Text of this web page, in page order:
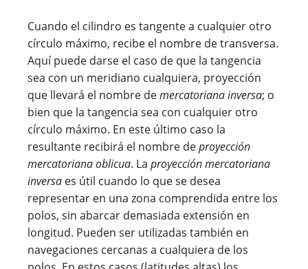
Cuando el cilindro es tangente a cualquier otro
círculo máximo, recibe el nombre de transversa.
Aquí puede darse el caso de que la tangencia
sea con un meridiano cualquiera, proyección
que llevará el nombre demercatoriana inversa; o
bien que la tangencia sea con cualquier otro
círculo máximo. En este último caso la
resultante recibirá el nombre deproyección
mercatoriana oblicua. La proyección mercatoriana
inversa es útil cuando lo que se desea
representar en una zona comprendida entre los
polos, sin abarcar demasiada extensión en
longitud. Pueden ser utilizadas también en
navegaciones cercanas a cualquiera de los